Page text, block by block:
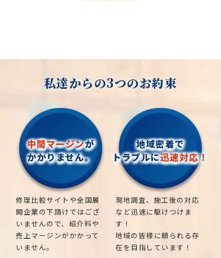
私達からの3つのお約束
中間マージンが
かかりません。
修理比較サイトや全国展
開企業の下請けではござ
いませんので、紹介料や
売上マージンがかかって
いません。
地域密着で
トラブルに迅速対応！
現地調査、施工後の対応
など迅速に駆けつけま
す！
地域の皆様に頼られる存
在を目指しています！